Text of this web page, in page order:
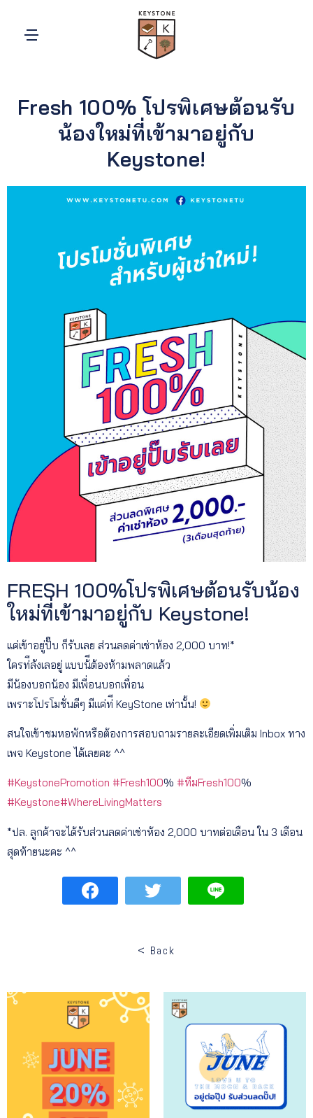
Fresh 100% โปรพิเศษต้อนรับ
น้องใหม่ที่เข้ามาอยู่กับ
Keystone!
FRESH 100%โปรพิเศษต้อนรับน้อง
ใหม่ที่เข้ามาอยู่กับ Keystone!
แค่เข้าอยู่ปั๊บ ก็รับเลย ส่วนลดค่าเช่าห้อง 2,000 บาท!*
ใครท่ีลังเลอยู่ แบบน้ีต้องห้ามพลาดแล้ว
มีน้องบอกน้อง มีเพื่อนบอกเพื่อน
เพราะโปรโมชั่นดีๆ มีแค่ท่ี KeyStone เท่านั้น!
สนใจเข้าชมหอพักหรือต้องการสอบถามรายละเอียดเพิ่มเติม Inbox ทาง
เพจ Keystone ได้เลยคะ ^^
#KeystonePromotion #Fresh100% #ทีมFresh100%
#Keystone#WhereLivingMatters
*ปล. ลูกค้าจะได้รับส่วนลดค่าเช่าห้อง 2,000 บาทต่อเดือน ใน 3 เดือน
สุดท้ายนะคะ ^^
< Back